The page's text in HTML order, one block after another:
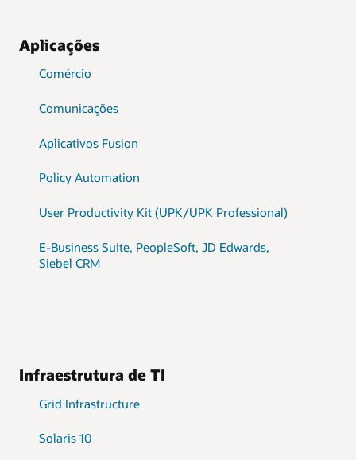
Aplicações
Comércio
Comunicações
Aplicativos Fusion
Policy Automation
User Productivity Kit (UPK/UPK Professional)
E-Business Suite, PeopleSoft, JD Edwards,
Siebel CRM
Infraestrutura de TI
Grid Infrastructure
Solaris 10